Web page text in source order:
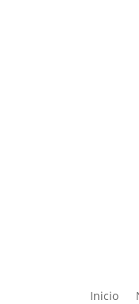
Inicio